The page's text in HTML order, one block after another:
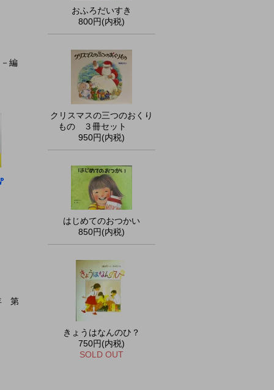
編
第
おふろだいすき
800円(内税)
クリスマスの三つのおくり
もの ３冊セット
950円(内税)
はじめてのおつかい
850円(内税)
きょうはなんのひ？
750円(内税)
SOLD OUT